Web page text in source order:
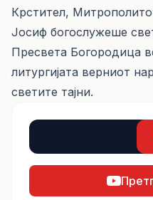
Крстител,
Јосиф богослужеше
Пресвета Богородица
литургијата верниот
светите тајни.